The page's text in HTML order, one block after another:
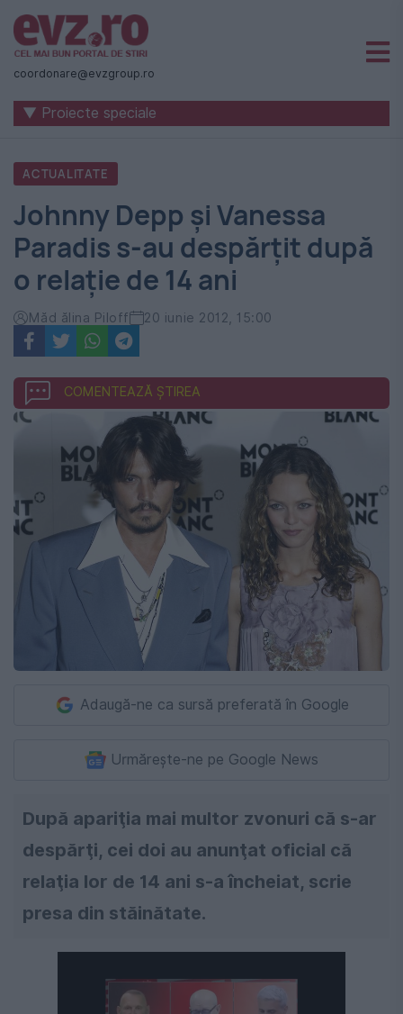
Știri
naționale
internaționale
România
-
Evenimentul
Zilei
coordonare@evzgroup.ro
▼ Proiecte speciale
ACTUALITATE
Johnny Depp şi Vanessa
Paradis s-au despărţit după
o relaţie de 14 ani
Măd ălina Piloff 20 iunie 2012, 15:00
COMENTEAZĂ ȘTIREA
Adaugă-ne ca sursă preferată în Google
Urmărește-ne pe Google News
După apariţia mai multor zvonuri că s-ar
despărţi, cei doi au anunţat oficial că
relaţia lor de 14 ani s-a încheiat, scrie
presa din stăinătate.